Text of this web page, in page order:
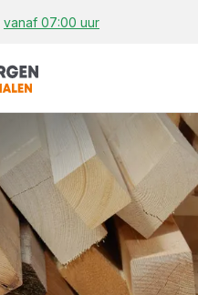
vanaf 07:00 uur